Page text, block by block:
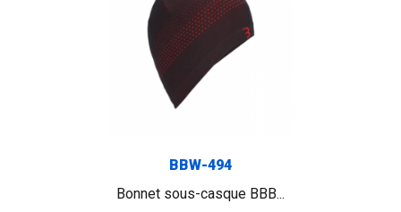
BBW-494
Bonnet sous-casque BBB...